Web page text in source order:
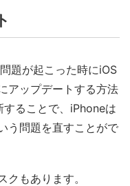
題が起こった時にiOS
アップデートする方法
ることで、iPhoneは
う問題を直すことがで
もあります。